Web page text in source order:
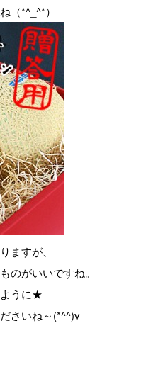
（*^_^*）
ますが、
のがいいですね。
ように★
さいね～(*^^)v